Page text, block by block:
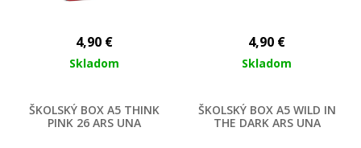
4,90 €
Skladom
4,90 €
Skladom
ŠKOLSKÝ BOX A5 THINK
PINK 26 ARS UNA
ŠKOLSKÝ BOX A5 WILD IN
THE DARK ARS UNA